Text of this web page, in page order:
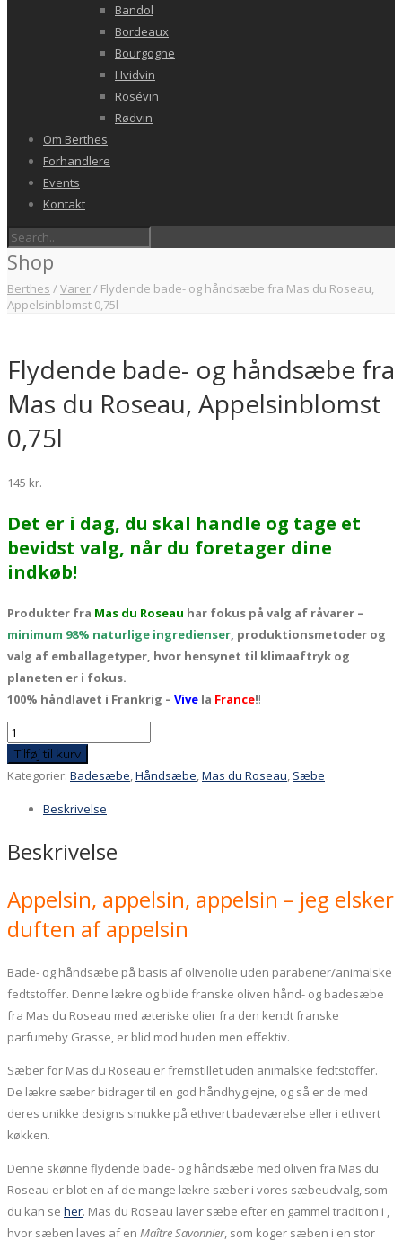
Bandol
Bordeaux
Bourgogne
Hvidvin
Rosévin
Rødvin
Om Berthes
Forhandlere
Events
Kontakt
Shop
Berthes /Varer/ Flydende bade- og håndsæbe fra Mas du Roseau,
Appelsinblomst 0,75l
Flydende bade- og håndsæbe fra
Mas du Roseau, Appelsinblomst
0,75l
145 kr.
Det er i dag, du skal handle og tage et
bevidst valg, når du foretager dine
indkøb!
Produkter fra Mas du Roseau har fokus på valg af råvarer –
minimum 98% naturlige ingredienser , produktionsmetoder og
valg af emballagetyper, hvor hensynet til klimaaftryk og
planeten er i fokus.
100% håndlavet i Frankrig – Vive la France!!
Flydende
bade-
og
du
Appelsinblomst
0,75l
Tilføj til kurv
Kategorier: Badesæbe Håndsæbe Mas du Roseau Sæbe
Beskrivelse
Beskrivelse
Appelsin, appelsin, appelsin – jeg elsker
duften af appelsin
Bade- og håndsæbe på basis af olivenolie uden parabener/animalske
fedtstoffer. Denne lækre og blide franske oliven hånd- og badesæbe
fra Mas du Roseau med æteriske olier fra den kendt franske
parfumeby Grasse, er blid mod huden men effektiv.
Sæber for Mas du Roseau er fremstillet uden animalske fedtstoffer.
De lækre sæber bidrager til en god håndhygiejne, og så er de med
deres unikke designs smukke på ethvert badeværelse eller i ethvert
køkken.
Denne skønne flydende bade- og håndsæbe med oliven fra Mas du
Roseau er blot en af de mange lækre sæber i vores sæbeudvalg, som
du kan se her. Mas du Roseau laver sæbe efter en gammel tradition i ,
hvor sæben laves af en Maître Savonnier, som koger sæben i en stor